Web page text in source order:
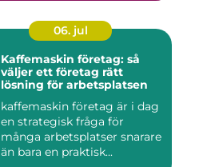
06. jul
Kaffemaskin företag: så
väljer ett företag rätt
lösning för arbetsplatsen
kaffemaskin företag är i dag
en strategisk fråga för
många arbetsplatser snarare
än bara en praktisk...